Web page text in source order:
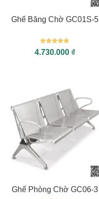
Ghế Băng Chờ GC01S-5
Được xếp
hạng55
4.730.000 ₫
Ghế Phòng Chờ GC06-3